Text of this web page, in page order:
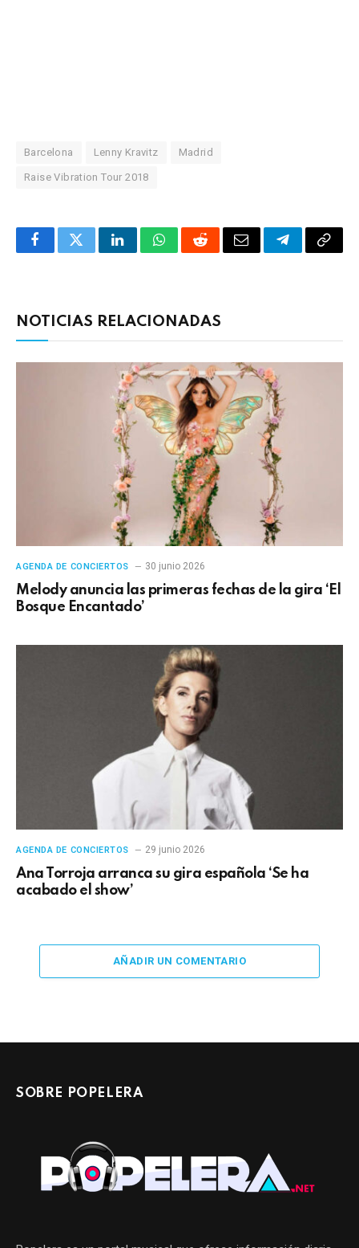
Barcelona Lenny Kravitz Madrid
Raise Vibration Tour 2018
FacebookTwitterLinkedInWhatsAppRedditCorreoTelegrama
NOTICIAS RELACIONADAS
AGENDA DE CONCIERTOS 30 junio 2026
Melody anuncia las primeras fechas de la gira ‘El
Bosque Encantado’
AGENDA DE CONCIERTOS 29 junio 2026
Ana Torroja arranca su gira española ‘Se ha
acabado el show’
AÑADIR UN COMENTARIO
SOBRE POPELERA